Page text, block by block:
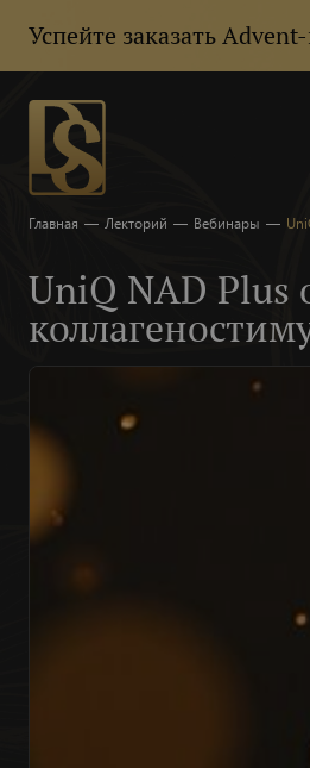
Успейте заказать
Главная — Лекторий — Вебинары —
UniQ NAD Plus